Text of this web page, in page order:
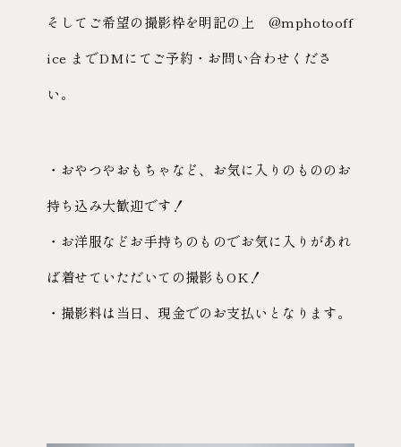
そしてご希望の撮影枠を明記の上 @mphotooff
ice までDMにてご予約・お問い合わせくださ
い。
・おやつやおもちゃなど、お気に入りのもののお
持ち込み大歓迎です！
・お洋服などお手持ちのものでお気に入りがあれ
ば着せていただいての撮影もOK！
・撮影料は当日、現金でのお支払いとなります。